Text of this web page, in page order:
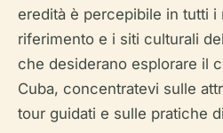
eredità è percepibile in tutti i
riferimento e i siti culturali
che desiderano esplorare il
Cuba, concentratevi sulle
tour guidati e sulle pratiche